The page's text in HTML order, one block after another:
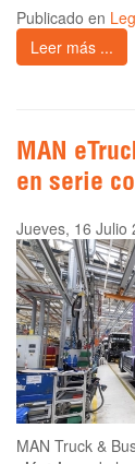
Publicado en
Leer más ...
MAN
en serie
Jueves, 16 Julio
MAN Truck &